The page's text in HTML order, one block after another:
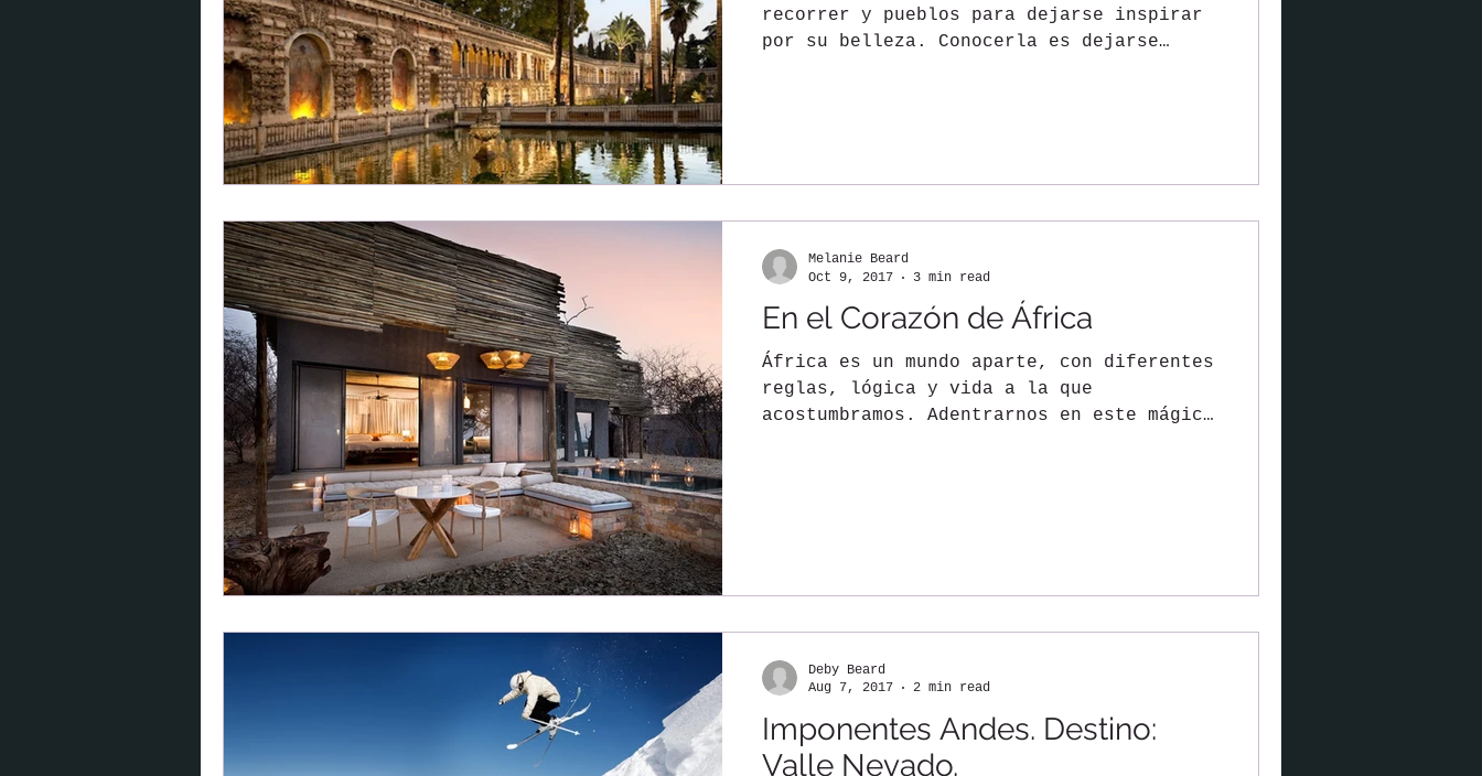
recorrer y pueblos para dejarse inspirar
por su belleza. Conocerla es dejarse
En el Corazón de África
África es un mundo aparte, con diferentes
reglas, lógica y vida a la que
acostumbramos. Adentrarnos en este mágico
Melanie Beard
Oct 9, 2017
3 min read
Imponentes Andes. Destino:
Valle Nevado.
Deby Beard
Aug 7, 2017
2 min read